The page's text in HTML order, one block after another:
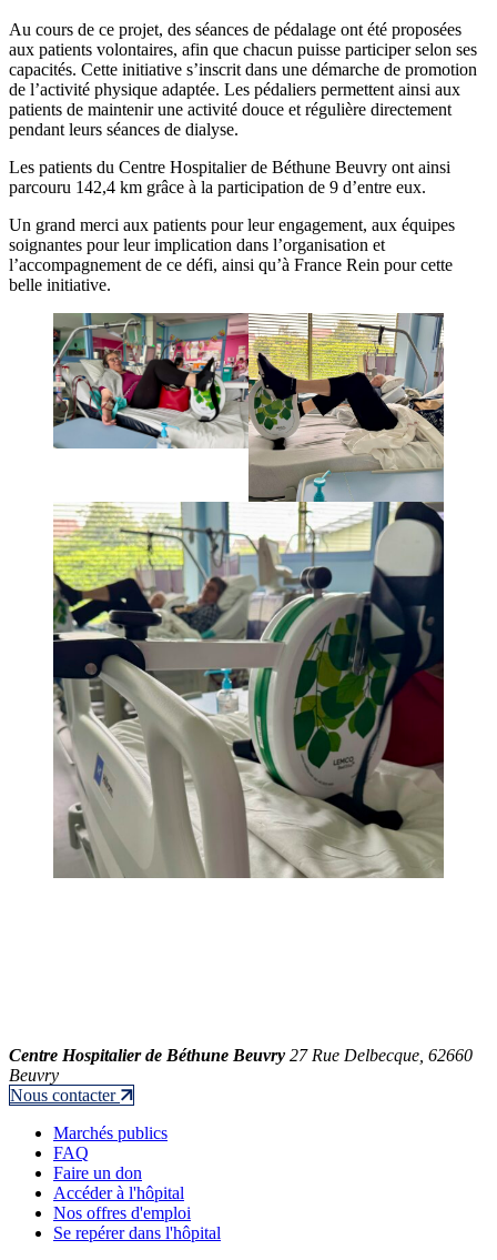
Au cours de ce projet, des séances de pédalage ont été proposées
aux patients volontaires, afin que chacun puisse participer selon ses
capacités. Cette initiative s’inscrit dans une démarche de promotion
de l’activité physique adaptée. Les pédaliers permettent ainsi aux
patients de maintenir une activité douce et régulière directement
pendant leurs séances de dialyse.
Les patients du Centre Hospitalier de Béthune Beuvry ont ainsi
parcouru 142,4 km grâce à la participation de 9 d’entre eux.
Un grand merci aux patients pour leur engagement, aux équipes
soignantes pour leur implication dans l’organisation et
l’accompagnement de ce défi, ainsi qu’à France Rein pour cette
belle initiative.
Centre Hospitalier de Béthune Beuvry 27 Rue Delbecque, 62660
Beuvry
Nous contacter
Marchés publics
FAQ
Faire un don
Accéder à l'hôpital
Nos offres d'emploi
Se repérer dans l'hôpital